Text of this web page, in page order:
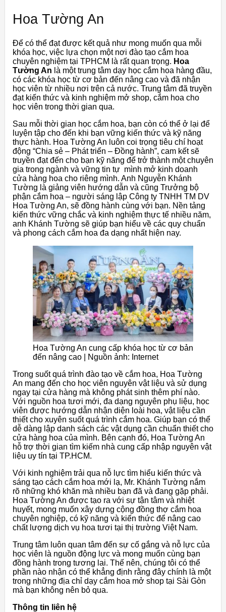
Hoa Tường An
Để có thể đạt được kết quả như mong muốn qua mỗi
khóa học, việc lựa chọn một nơi đào tạo cắm hoa
chuyên nghiệm tại TPHCM là rất quan trọng. Hoa
Tường An là một trung tâm dạy học cắm hoa hàng đầu,
có các khóa học từ cơ bản đến nâng cao và đã nhận
học viên từ nhiều nơi trên cả nước. Trung tâm đã truyền
đạt kiến thức và kinh nghiệm mở shop, cắm hoa cho
học viên trong thời gian qua.
Sau mỗi thời gian học cắm hoa, bạn còn có thể ở lại để
luyện tập cho đến khi bạn vững kiến thức và kỹ năng
thực hành. Hoa Tường An luôn coi trọng tiêu chí hoạt
động “Chia sẻ – Phát triển – Đồng hành”, cam kết sẽ
truyền đạt đến cho bạn kỹ năng để trở thành một chuyên
gia trong ngành và vững tin tự mình mở kinh doanh
cửa hàng hoa cho riêng mình. Anh Nguyễn Khánh
Tường là giảng viên hướng dẫn và cũng Trưởng bộ
phận cắm hoa – người sáng lập Công ty TNHH TM DV
Hoa Tường An, sẽ đồng hành cùng với bạn. Nền tảng
kiến thức vững chắc và kinh nghiệm thực tế nhiều năm,
anh Khánh Tường sẽ giúp bạn hiểu về các quy chuẩn
và phong cách cắm hoa đa dạng nhất hiện nay.
Hoa Tường An cung cấp khóa học từ cơ bản
đến nâng cao | Nguồn ảnh: Internet
Trong suốt quá trình đào tạo về cắm hoa, Hoa Tường
An mang đến cho học viên nguyên vật liệu và sử dụng
ngay tại cửa hàng mà không phát sinh thêm phí nào.
Với nguồn hoa tươi mới, đa dạng nguyên phụ liệu, học
viên được hướng dẫn nhận diện loài hoa, vật liệu cần
thiết cho xuyên suốt quá trình cắm hoa. Giúp bạn có thể
dễ dàng lập danh sách các vật dụng cần chuẩn thiết cho
cửa hàng hoa của mình. Bên cạnh đó, Hoa Tường An
hỗ trợ thời gian tìm kiếm nhà cung cấp nhập nguyên vật
liệu uy tín tại TP.HCM.
Với kinh nghiệm trải qua nỗ lực tìm hiểu kiến thức và
sáng tạo cách cắm hoa mới lạ, Mr. Khánh Tường nắm
rõ những khó khăn mà nhiều bạn đã và đang gặp phải.
Hoa Tường An được tạo ra với sự tận tâm và nhiệt
huyết, mong muốn xây dựng cộng đồng thợ cắm hoa
chuyên nghiệp, có kỹ năng và kiến thức để nâng cao
chất lượng dịch vụ hoa tươi tại thị trường Việt Nam.
Trung tâm luôn quan tâm đến sự cố gắng và nỗ lực của
học viên là nguồn động lực và mong muốn cùng bạn
đồng hành trong tương lai. Thế nên, chúng tôi có thể
phần nào nhận có thể khẳng định rằng đây chính là một
trong những địa chỉ dạy cắm hoa mở shop tại Sài Gòn
mà bạn không nên bỏ qua.
Thông tin liên hệ